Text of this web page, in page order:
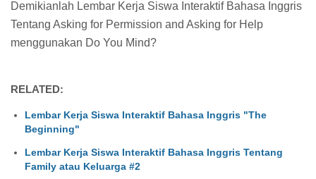
Demikianlah Lembar Kerja Siswa Interaktif Bahasa Inggris
Tentang Asking for Permission and Asking for Help
menggunakan Do You Mind?
RELATED:
Lembar Kerja Siswa Interaktif Bahasa Inggris "The
Beginning"
Lembar Kerja Siswa Interaktif Bahasa Inggris Tentang
Family atau Keluarga #2